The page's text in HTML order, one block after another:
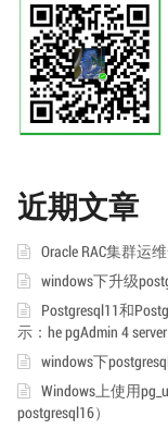
近期文章
Oracle RAC集群运
windows下升级
Postgresql11和
示：he pgAdmin 4
windows下
Windows上使用
postgresql16）